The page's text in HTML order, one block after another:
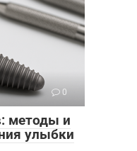
0
методы и
улыбки